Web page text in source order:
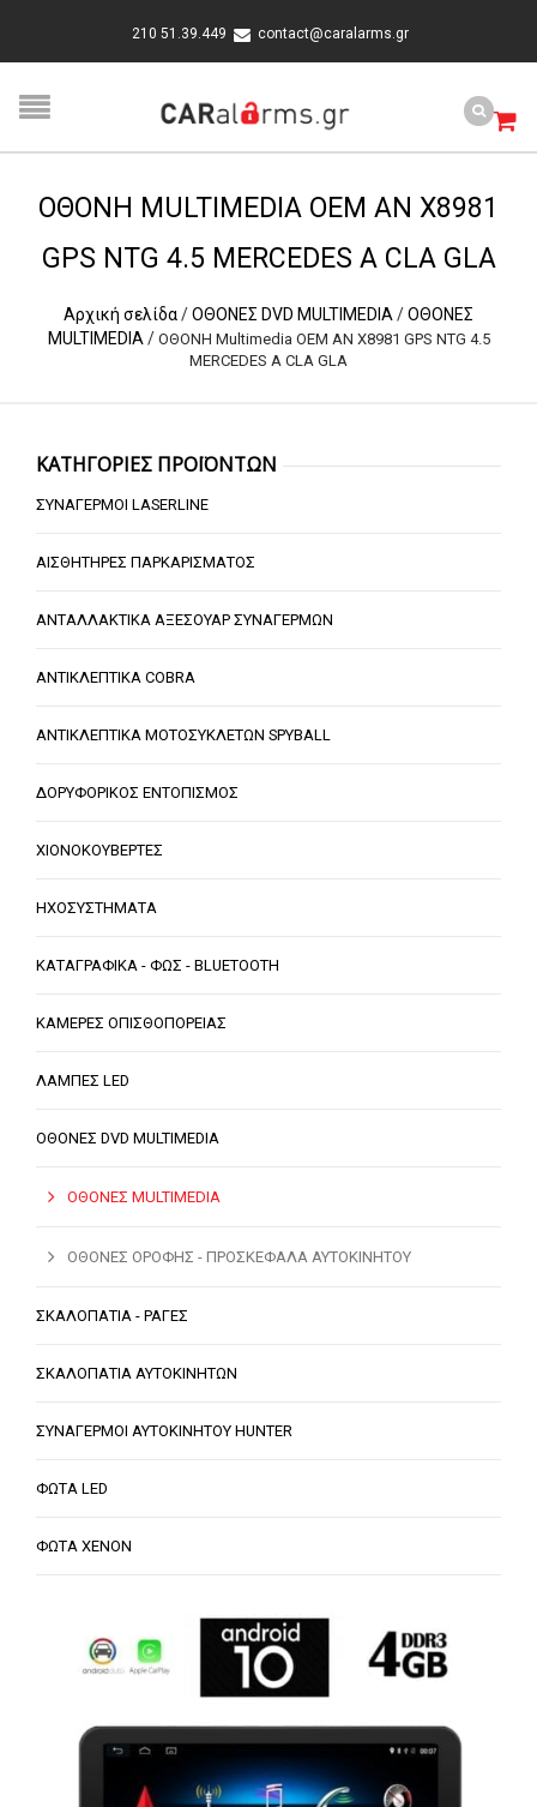
210 51.39.449 contact@caralarms.gr
OΘΟΝΗ MULTIMEDIA OEM AN X8981
GPS NTG 4.5 MERCEDES A CLA GLA
Αρχική σελίδα/ΟΘΟΝΕΣ DVD MULTIMEDIA /ΟΘΟΝΕΣ
MULTIMEDIA / OΘΟΝΗ Multimedia OEM AN X8981 GPS NTG 4.5
MERCEDES A CLA GLA
ΚΑΤΗΓΟΡΙΕΣ ΠΡΟΪΟΝΤΩΝ
ΣΥΝΑΓΕΡΜΟΙ LASERLINE
ΑΙΣΘΗΤΗΡΕΣ ΠΑΡΚΑΡΙΣΜΑΤΟΣ
ΑΝΤΑΛΛΑΚΤΙΚΑ ΑΞΕΣΟΥΑΡ ΣΥΝΑΓΕΡΜΩΝ
ΑΝΤΙΚΛΕΠΤΙΚΑ COBRA
ΑΝΤΙΚΛΕΠΤΙΚΑ ΜΟΤΟΣΥΚΛΕΤΩΝ SPYBALL
ΔΟΡΥΦΟΡΙΚΟΣ ΕΝΤΟΠΙΣΜΟΣ
ΧΙΟΝΟΚΟΥΒΕΡΤΕΣ
ΗΧΟΣΥΣΤΗΜΑΤΑ
ΚΑΤΑΓΡΑΦΙΚΑ - ΦΩΣ - BLUETOOTH
ΚΑΜΕΡΕΣ ΟΠΙΣΘΟΠΟΡΕΙΑΣ
ΛΑΜΠΕΣ LED
ΟΘΟΝΕΣ DVD MULTIMEDIA
ΟΘΟΝΕΣ MULTIMEDIA
ΟΘΟΝΕΣ ΟΡΟΦΗΣ - ΠΡΟΣΚΕΦΑΛΑ ΑΥΤΟΚΙΝΗΤΟΥ
ΣΚΑΛΟΠΑΤΙΑ - ΡΑΓΕΣ
ΣΚΑΛΟΠΑΤΙΑ ΑΥΤΟΚΙΝΗΤΩΝ
ΣΥΝΑΓΕΡΜΟΙ ΑΥΤΟΚΙΝΗΤΟΥ HUNTER
ΦΩΤΑ LED
ΦΩΤΑ XENON